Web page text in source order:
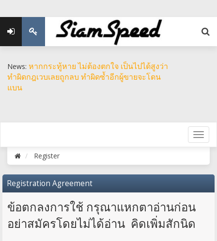
News: หากกระทู้หาย ไม่ต้องตกใจ เป็นไปได้สูงว่า
ทำผิดกฎเวบเลยถูกลบ ทำผิดซ้ำอีกผู้ขายจะโดน
แบน
Register
Registration Agreement
ข้อตกลงการใช้ กรุณาแหกตาอ่านก่อน
อย่าสมัครโดยไม่ได้อ่าน คิดเพิ่มสักนิด